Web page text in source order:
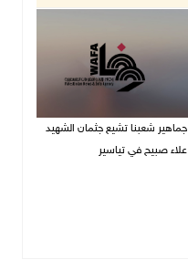
جماهير شعبنا تشيع جثمان الشهيد
علاء صبيح في تياسير